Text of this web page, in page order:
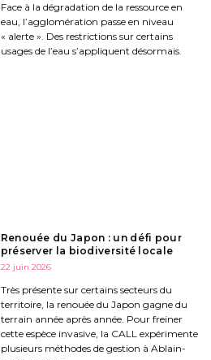
Face à la dégradation de la ressource en
eau, l’agglomération passe en niveau
« alerte ». Des restrictions sur certains
usages de l’eau s’appliquent désormais.
Renouée du Japon : un défi pour
préserver la biodiversité locale
22 juin 2026
Très présente sur certains secteurs du
territoire, la renouée du Japon gagne du
terrain année après année. Pour freiner
cette espèce invasive, la CALL expérimente
plusieurs méthodes de gestion à Ablain-